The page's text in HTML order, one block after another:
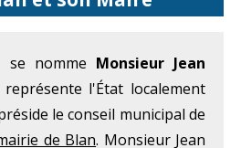
se nomme Monsieur Jean
l'État localement
le conseil municipal de
de Blan. Monsieur Jean